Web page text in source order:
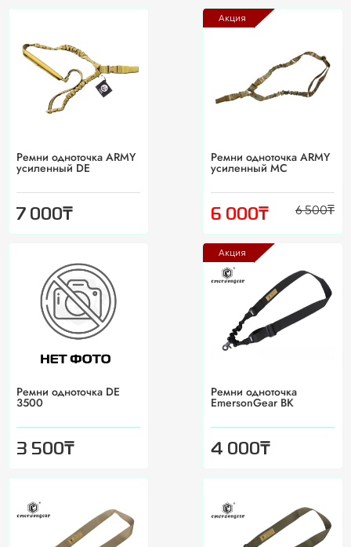
Ремни одноточка ARMY
усиленный DE
7 000₸
Ремни одноточка ARMY
усиленный MC
6 000₸ 6 500₸
Акция
Ремни одноточка DE
3500
3 500₸
Ремни одноточка
EmersonGear BK
4 000₸
Акция